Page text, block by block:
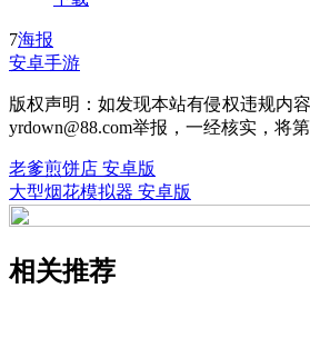
7海报
安卓手游
版权声明：如发现本站有侵权违规内
yrdown@88.com举报，一经核实，将
老爹煎饼店 安卓版
大型烟花模拟器 安卓版
相关推荐